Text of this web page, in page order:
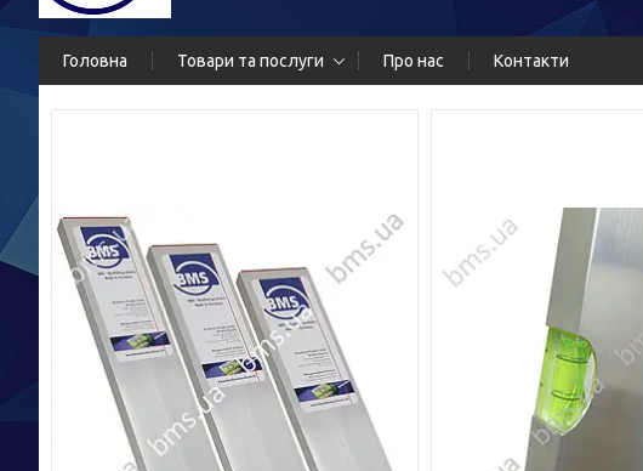
Головна Товари та послуги Про нас Контакти